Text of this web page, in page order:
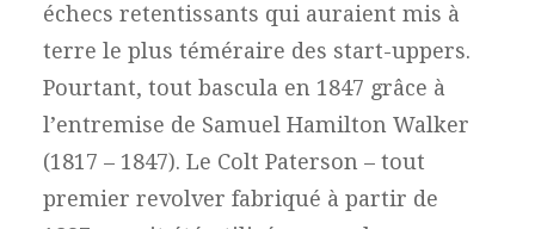
échecs retentissants qui auraient mis à
terre le plus téméraire des start-uppers.
Pourtant, tout bascula en 1847 grâce à
l’entremise de Samuel Hamilton Walker
(1817 – 1847). Le Colt Paterson – tout
premier revolver fabriqué à partir de